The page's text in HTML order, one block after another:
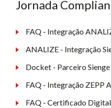
Jornada
FAQ - Integração
ANALIZE - Integração
Docket - Parceiro Sienge
FAQ - Integração ZEPP
FAQ - Certificado